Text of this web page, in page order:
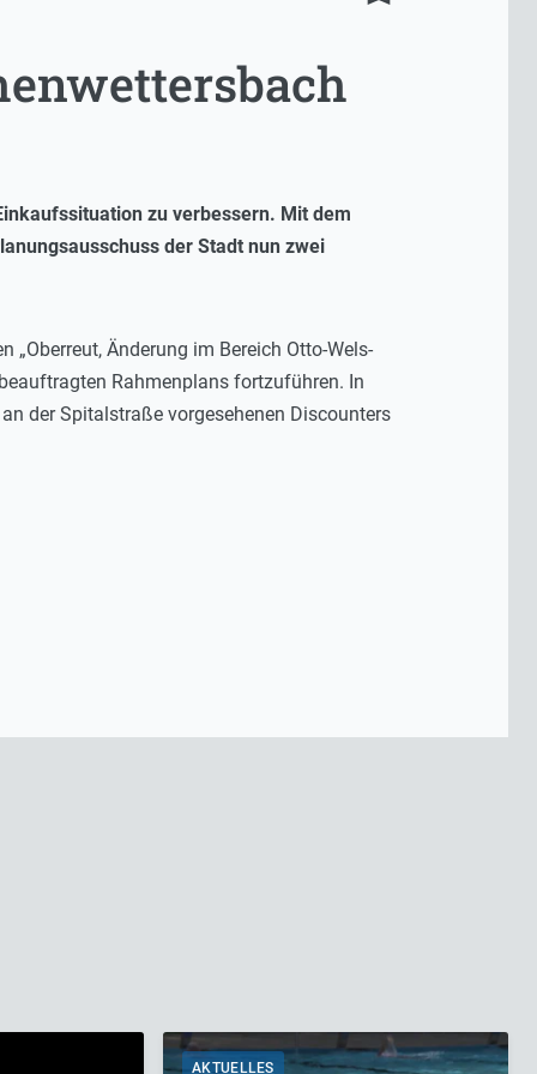
zu verbessern. Mit dem
der Stadt nun zwei
Änderung im Bereich Otto-Wels-
Rahmenplans fortzuführen. In
der Spitalstraße vorgesehenen Discounters
AKTUELLES